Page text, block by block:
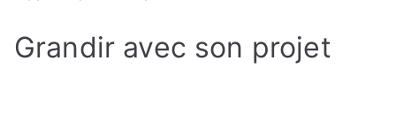
Grandir avec son projet